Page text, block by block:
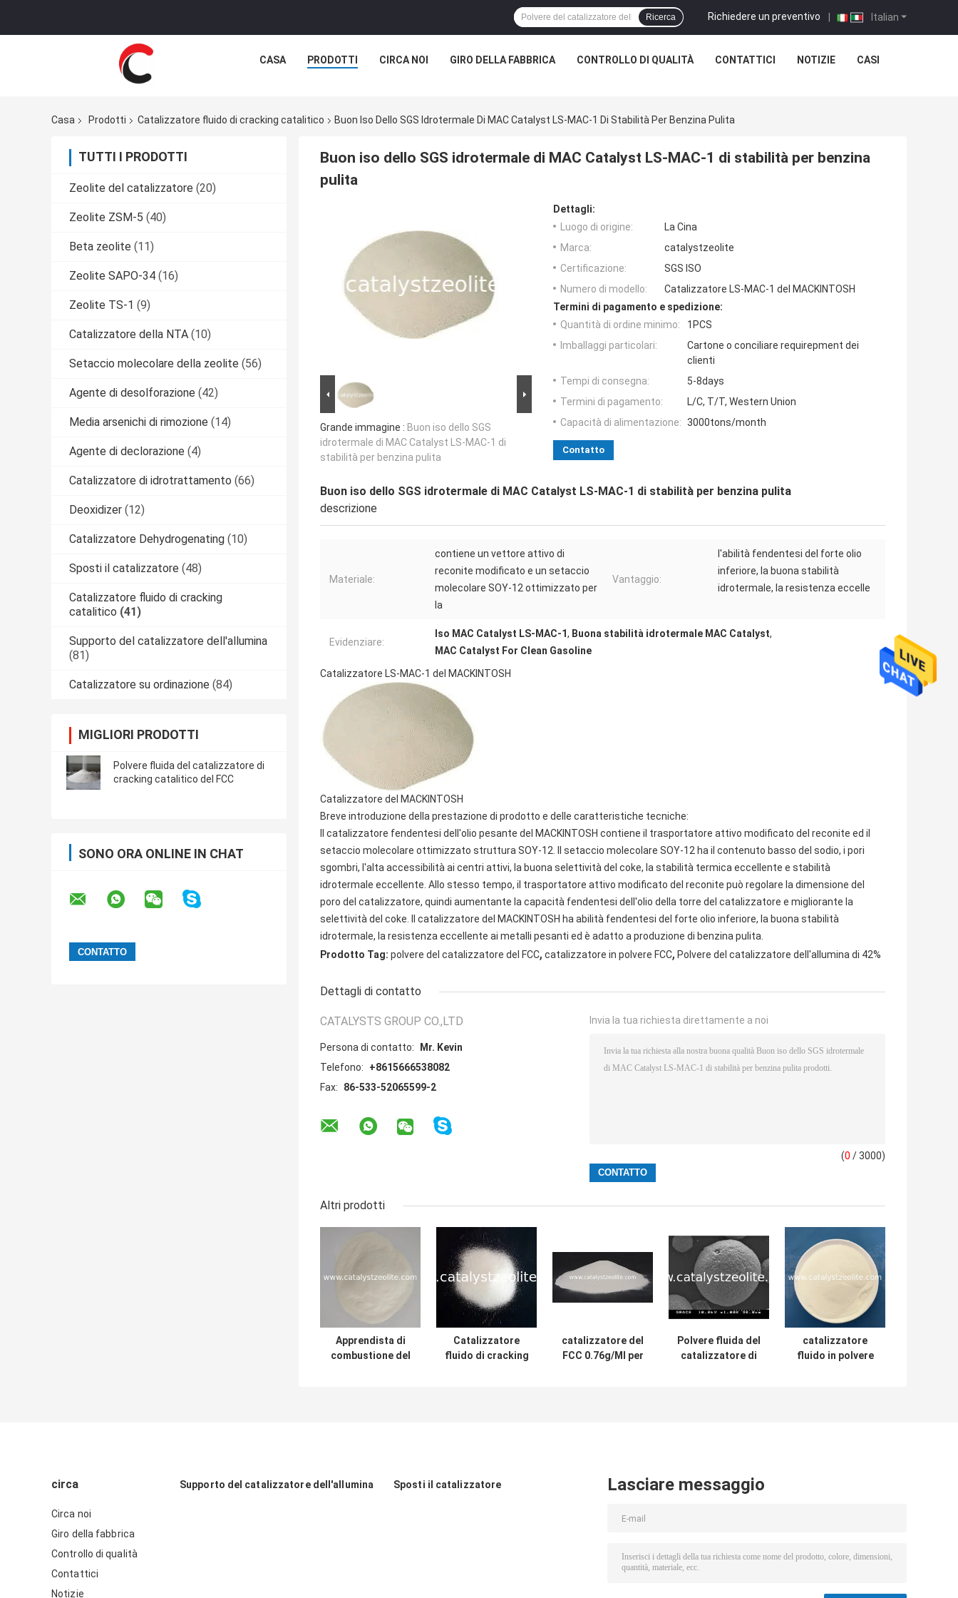
Italian
Richiedere un preventivo |
Ricerca
CASA PRODOTTI CIRCA NOI GIRO DELLA FABBRICA CONTROLLO DI QUALITÀ CONTATTICI NOTIZIE CASI
Casa Prodotti Catalizzatore fluido di cracking catalitico Buon Iso Dello SGS Idrotermale Di MAC Catalyst LS-MAC-1 Di Stabilità Per Benzina Pulita
TUTTI I PRODOTTI
Zeolite del catalizzatore (20)
Zeolite ZSM-5 (40)
Beta zeolite (11)
Zeolite SAPO-34 (16)
Zeolite TS-1 (9)
Catalizzatore della NTA (10)
Setaccio molecolare della zeolite (56)
Agente di desolforazione (42)
Media arsenichi di rimozione (14)
Agente di declorazione (4)
Catalizzatore di idrotrattamento (66)
Deoxidizer (12)
Catalizzatore Dehydrogenating (10)
Sposti il catalizzatore (48)
Catalizzatore fluido di cracking
catalitico (41)
Supporto del catalizzatore dell'allumina
(81)
Catalizzatore su ordinazione (84)
MIGLIORI PRODOTTI
Polvere fluida del catalizzatore di
cracking catalitico del FCC
SONO ORA ONLINE IN CHAT
Buon iso dello SGS idrotermale di MAC Catalyst LS-MAC-1 di stabilità per benzina
pulita
Grande immagine : Buon iso dello SGS
idrotermale di MAC Catalyst LS-MAC-1 di
stabilità per benzina pulita
Dettagli:
Luogo di origine:
La Cina
Marca:
catalystzeolite
Certificazione:
SGS ISO
Numero di modello:
Catalizzatore LS-MAC-1 del MACKINTOSH
Termini di pagamento e spedizione:
Quantità di ordine minimo:
1PCS
Imballaggi particolari:
Cartone o conciliare requirepment dei
clienti
Tempi di consegna:
5-8days
Termini di pagamento:
L/C, T/T, Western Union
Capacità di alimentazione: 3000tons/month
Contatto
Buon iso dello SGS idrotermale di MAC Catalyst LS-MAC-1 di stabilità per benzina pulita
descrizione
Materiale:
contiene un vettore attivo di
reconite modificato e un setaccio
molecolare SOY-12 ottimizzato per
la
Vantaggio:
l'abilità fendentesi del forte olio
inferiore, la buona stabilità
idrotermale, la resistenza eccelle
Evidenziare:
Iso MAC Catalyst LS-MAC-1, Buona stabilità idrotermale MAC Catalyst,
MAC Catalyst For Clean Gasoline
Catalizzatore LS-MAC-1 del MACKINTOSH
Catalizzatore del MACKINTOSH
Breve introduzione della prestazione di prodotto e delle caratteristiche tecniche:
Il catalizzatore fendentesi dell'olio pesante del MACKINTOSH contiene il trasportatore attivo modificato del reconite ed il
setaccio molecolare ottimizzato struttura SOY-12. Il setaccio molecolare SOY-12 ha il contenuto basso del sodio, i pori
sgombri, l'alta accessibilità ai centri attivi, la buona selettività del coke, la stabilità termica eccellente e stabilità
idrotermale eccellente. Allo stesso tempo, il trasportatore attivo modificato del reconite può regolare la dimensione del
poro del catalizzatore, quindi aumentante la capacità fendentesi dell'olio della torre del catalizzatore e migliorante la
selettività del coke. Il catalizzatore del MACKINTOSH ha abilità fendentesi del forte olio inferiore, la buona stabilità
idrotermale, la resistenza eccellente ai metalli pesanti ed è adatto a produzione di benzina pulita.
Prodotto Tag: polvere del catalizzatore del FCC, catalizzatore in polvere FCC, Polvere del catalizzatore dell'allumina di 42%
Dettagli di contatto
CATALYSTS GROUP CO.,LTD
Persona di contatto:
Mr. Kevin
Telefono:
+8615666538082
Fax:
86-533-52065599-2
Invia la tua richiesta direttamente a noi
(0 / 3000)
Altri prodotti
Apprendista di
combustione del
Catalizzatore
fluido di cracking
catalizzatore del
FCC 0.76g/Ml per
Polvere fluida del
catalizzatore di
catalizzatore
fluido in polvere
circa
Circa noi
Giro della fabbrica
Controllo di qualità
Contattici
Notizie
Supporto del catalizzatore dell'allumina Sposti il catalizzatore Lasciare messaggio